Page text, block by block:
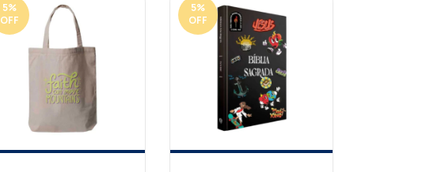
5%
OFF
5%
OFF